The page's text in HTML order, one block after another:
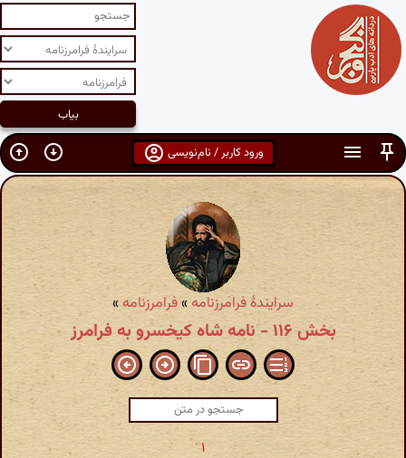
ورود کاربر / نام‌نویسی
سرایندهٔ فرامرزنامه»فرامرزنامه»
بخش ۱۱۶ - نامه شاه کیخسرو به فرامرز